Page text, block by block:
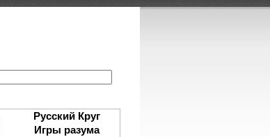
Русский Круг
Игры разума